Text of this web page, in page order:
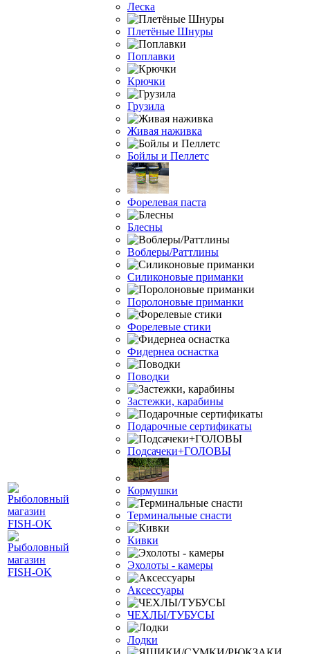
Леска
Плетёные Шнуры
Поплавки
Крючки
Грузила
Живая наживка
Бойлы и Пеллетс
Форелевая паста
Блесны
Воблеры/Раттлины
Силиконовые приманки
Поролоновые приманки
Форелевые стики
Фидернеа оснастка
Поводки
Застежки, карабины
Подарочные сертификаты
Подсачеки+ГОЛОВЫ
Кормушки
Терминальные снасти
Кивки
Эхолоты - камеры
Аксессуары
ЧЕХЛЫ/ТУБУСЫ
Лодки